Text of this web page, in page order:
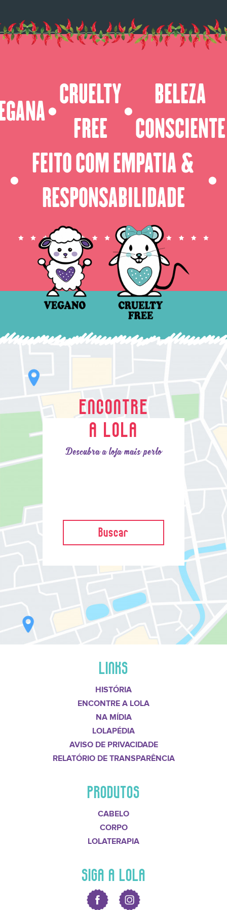
⬤
CRUELTY
FREE
⬤
BELEZA
CONSCIENTE
⬤
FEITO COM EMPATIA &
RESPONSABILIDADE
⬤
ENCONTRE
A LOLA
Descubra a loja mais perto
Buscar
LINKS
HISTÓRIA
ENCONTRE A LOLA
NA MÍDIA
LOLAPÉDIA
AVISO DE PRIVACIDADE
RELATÓRIO DE TRANSPARÊNCIA
PRODUTOS
CABELO
CORPO
LOLATERAPIA
SIGA A LOLA